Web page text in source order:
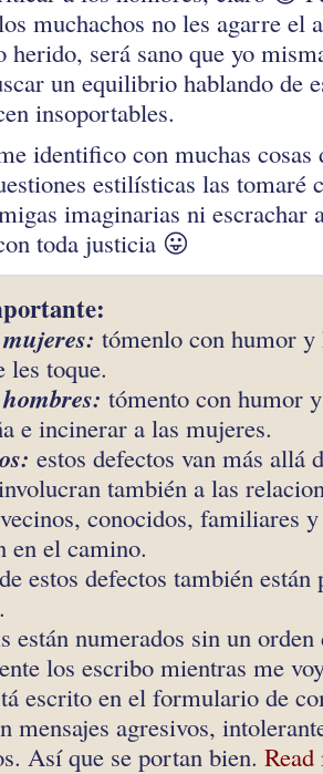
muchachos no les agarre el
herido, será sano que yo
un equilibrio hablando de
insoportables.
identifico con muchas cosas
estilísticas las tomaré
imaginarias ni escrachar
toda justicia 😛
tómenlo con humor y
les toque.
tómento con humor
e incinerar a las mujeres.
estos defectos van más allá
también a las
conocidos, familiares
en el camino.
estos defectos también están
están numerados sin un
los escribo mientras me
escrito en el formulario de
mensajes agresivos,
Así que se portan bien.